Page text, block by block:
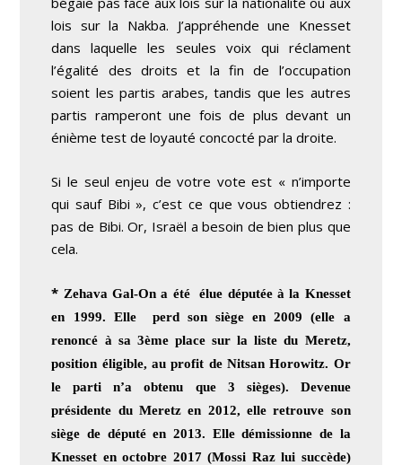
lois sur la Nakba. J’appréhende une Knesset
dans laquelle les seules voix qui réclament
l’égalité des droits et la fin de l’occupation
soient les partis arabes, tandis que les autres
partis ramperont une fois de plus devant un
énième test de loyauté concocté par la droite.
Si le seul enjeu de votre vote est « n’importe
qui sauf Bibi », c’est ce que vous obtiendrez :
pas de Bibi. Or, Israël a besoin de bien plus que
cela.
* Zehava Gal-On a été élue députée à la Knesset
en 1999. Elle perd son siège en 2009 (elle a
renoncé à sa 3ème place sur la liste du Meretz,
position éligible, au profit de Nitsan Horowitz. Or
le parti n’a obtenu que 3 sièges). Devenue
présidente du Meretz en 2012, elle retrouve son
siège de député en 2013. Elle démissionne de la
Knesset en octobre 2017 (Mossi Raz lui succède)